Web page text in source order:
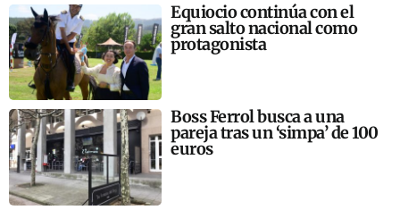
Equiocio continúa con el
gran salto nacional como
protagonista
Boss Ferrol busca a una
pareja tras un ‘simpa’ de 100
euros